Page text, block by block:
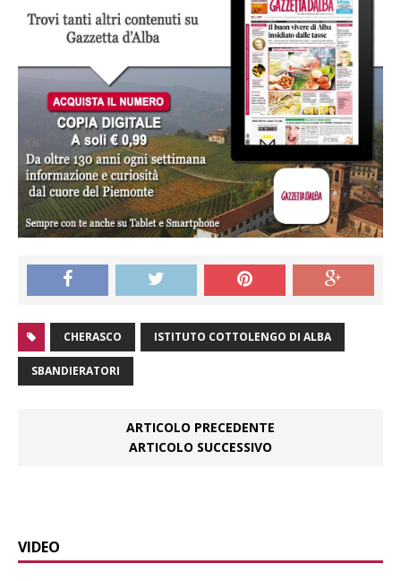
CHERASCO ISTITUTO COTTOLENGO DI ALBA
SBANDIERATORI
ARTICOLO PRECEDENTE
ARTICOLO SUCCESSIVO
VIDEO